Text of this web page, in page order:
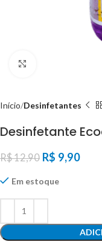
Início Desinfetantes
Desinfetante
R$12,90 R$ 9,90
Em estoque